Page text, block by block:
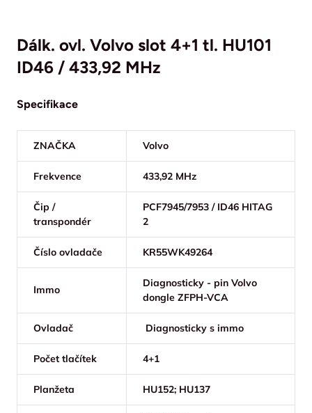
Dálk. ovl. Volvo slot 4+1 tl. HU101
ID46 / 433,92 MHz
Specifikace
ZNAČKA Volvo
Frekvence 433,92 MHz
Čip /
transpondér
PCF7945/7953 / ID46 HITAG
2
Číslo ovladače KR55WK49264
Immo
Diagnosticky - pin Volvo
dongle ZFPH-VCA
Ovladač Diagnosticky s immo
Počet tlačítek 4+1
Planžeta HU152; HU137